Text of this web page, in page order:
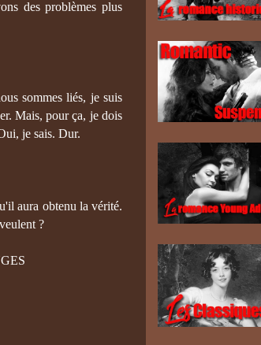
des problèmes plus
sommes liés, je suis
Mais, pour ça, je dois
je sais. Dur.
aura obtenu la vérité.
?